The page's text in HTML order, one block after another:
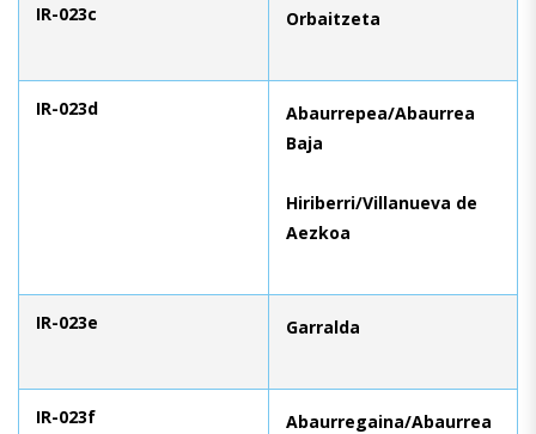
IR-023c Orbaitzeta
IR-023d
Abaurrepea/Abaurrea
Baja
Hiriberri/Villanueva de
Aezkoa
IR-023e Garralda
IR-023f
Abaurregaina/Abaurrea